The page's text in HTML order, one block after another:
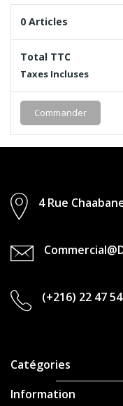
0 Articles
Total TTC
Taxes Incluses
Commander
4 Rue
(+216) 22 47
Catégories
Information